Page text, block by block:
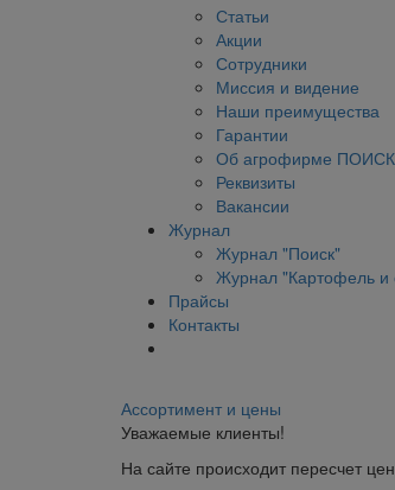
Статьи
Акции
Сотрудники
Миссия и видение
Наши преимущества
Гарантии
Об агрофирме ПОИСК
Реквизиты
Вакансии
Журнал
Журнал "Поиск"
Журнал "Картофель
Прайсы
Контакты
Ассортимент и цены
Уважаемые клиенты!
На сайте происходит пересчет